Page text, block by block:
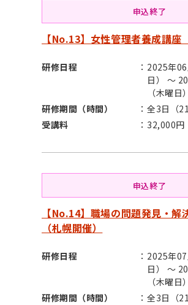
申込終了
【No.13】女性管理者養成講座
研修日程
2025年
日） ～
（木曜日）
研修期間（時間）
全3日（21
受講料
32,000円
申込終了
【No.14】職場の問題発見・解
（札幌開催）
研修日程
2025年
日） ～
（木曜日）
研修期間（時間）
全3日（21